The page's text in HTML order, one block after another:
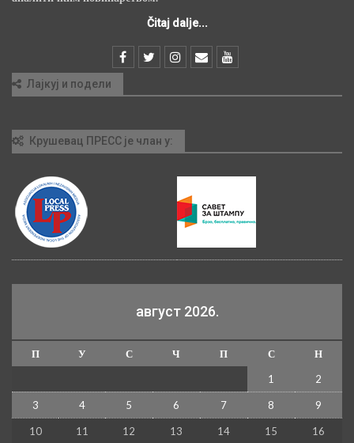
Čitaj dalje...
Лајкуј и подели
Крушевац ПРЕСС је члан у:
август 2026.
П У С Ч П С
Н
1
2
3 4 5 6 7 8 9
10 11 12 13 14 15 16